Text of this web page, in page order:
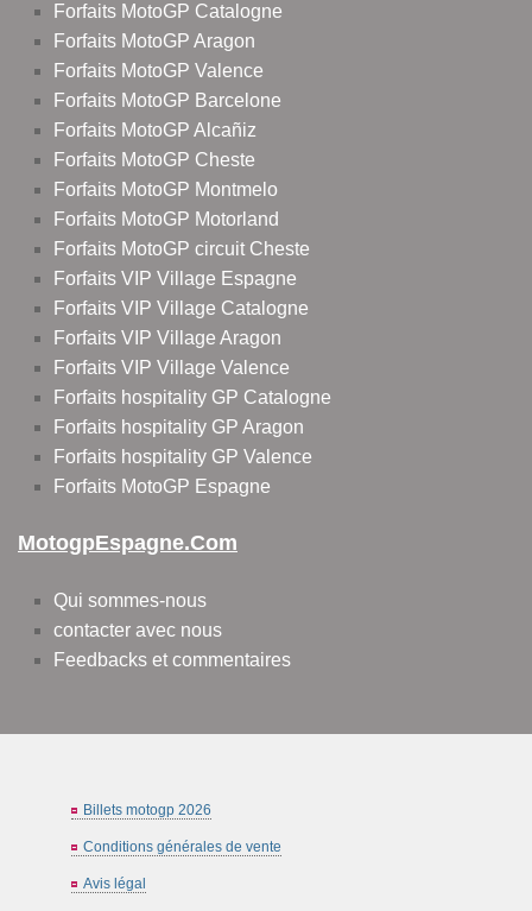
Forfaits MotoGP Catalogne
Forfaits MotoGP Aragon
Forfaits MotoGP Valence
Forfaits MotoGP Barcelone
Forfaits MotoGP Alcañiz
Forfaits MotoGP Cheste
Forfaits MotoGP Montmelo
Forfaits MotoGP Motorland
Forfaits MotoGP circuit Cheste
Forfaits VIP Village Espagne
Forfaits VIP Village Catalogne
Forfaits VIP Village Aragon
Forfaits VIP Village Valence
Forfaits hospitality GP Catalogne
Forfaits hospitality GP Aragon
Forfaits hospitality GP Valence
Forfaits MotoGP Espagne
MotogpEspagne.com
Qui sommes-nous
contacter avec nous
Feedbacks et commentaires
Billets motogp 2026
Conditions générales de vente
Avis légal